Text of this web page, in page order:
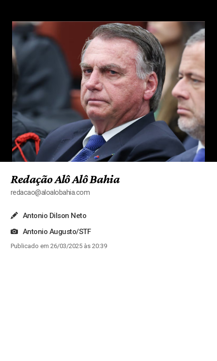
Redação Alô Alô Bahia
redacao@aloalobahia.com
Antonio Dilson Neto
Antonio Augusto/STF
Publicado em 26/03/2025 às 20:39